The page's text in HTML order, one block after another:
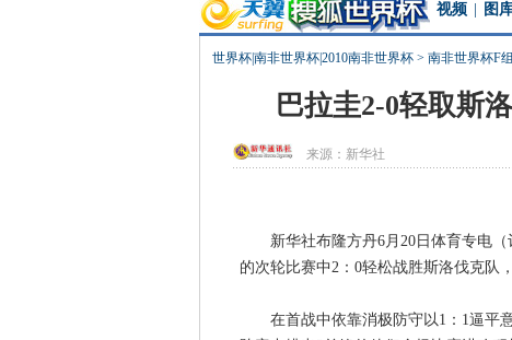
视频 图
世界杯|南非世界杯|2010南非世界杯 > 南非世界杯F
巴拉圭2-0轻取斯
来源： 新华社
新华社布隆方丹6月20日体育专电（
的次轮比赛中2：0轻松战胜斯洛伐克队
在首战中依靠消极防守以1：1逼平意